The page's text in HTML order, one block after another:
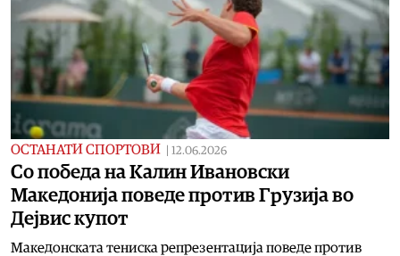
ОСТАНАТИ СПОРТОВИ 12.06.2026
Со победа на Калин Ивановски
Македонија поведе против Грузија во
Дејвис купот
Македонската тениска репрезентација поведе против